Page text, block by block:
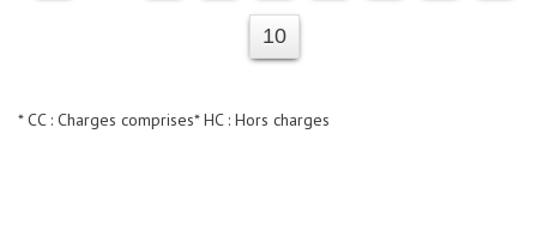
10
* CC : Charges comprises* HC : Hors charges